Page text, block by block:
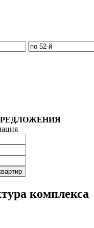
комплекса